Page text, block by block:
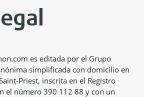
es editada por el Grupo
simplificada con domicilio en
Priest, inscrita en el Registro
el número 390 112 88 y con un